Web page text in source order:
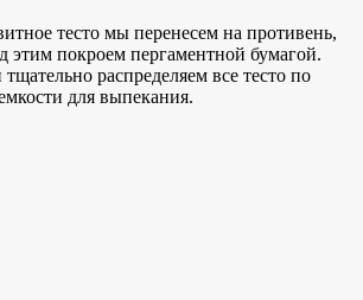
тесто мы перенесем на противень,
этим покроем пергаментной бумагой.
распределяем все тесто по
для выпекания.